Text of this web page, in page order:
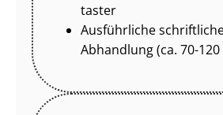
tas­ter
Ausführliche
Abhandlung (ca. 70-120